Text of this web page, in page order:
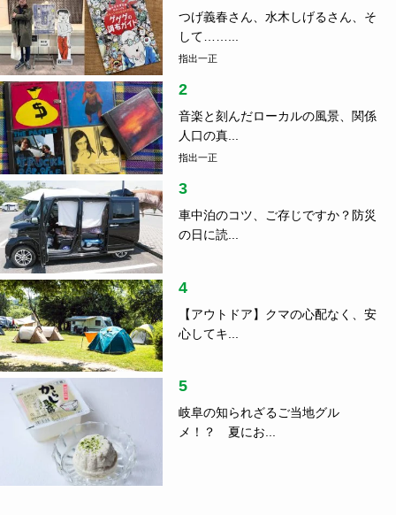
つげ義春さん、水木しげるさん、そ
して……...
指出一正
2
音楽と刻んだローカルの風景、関係
人口の真...
指出一正
3
車中泊のコツ、ご存じですか？防災
の日に読...
4
【アウトドア】クマの心配なく、安
心してキ...
5
岐阜の知られざるご当地グル
メ！？ 夏にお...